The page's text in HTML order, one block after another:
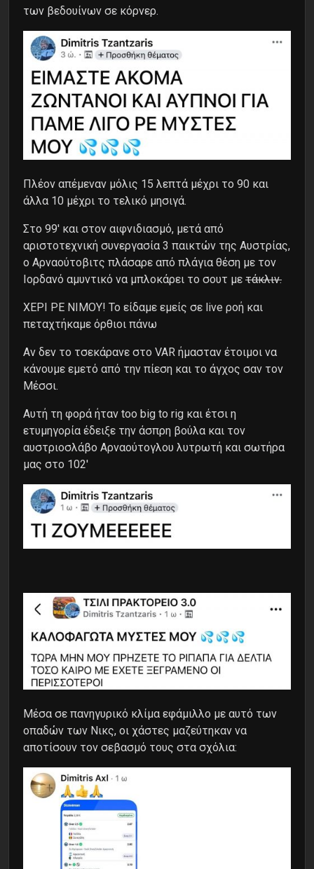
των βεδουίνων σε κόρνερ.
Πλέον απέμεναν μόλις 15 λεπτά μέχρι το 90 και
άλλα 10 μέχρι το τελικό μησιγά.
Στο 99′ και στον αιφνιδιασμό, μετά από
αριστοτεχνική συνεργασία 3 παικτών της Αυστρίας,
ο Αρναούτοβιτς πλάσαρε από πλάγια θέση με τον
Ιορδανό αμυντικό να μπλοκάρει το σουτ με τάκλιν.
ΧΕΡΙ ΡΕ ΝΙΜΟΥ! Το είδαμε εμείς σε live ροή και
πεταχτήκαμε όρθιοι πάνω
Αν δεν το τσεκάρανε στο VAR ήμασταν έτοιμοι να
κάνουμε εμετό από την πίεση και το άγχος σαν τον
Μέσσι.
Αυτή τη φορά ήταν too big to rig και έτσι η
ετυμηγορία έδειξε την άσπρη βούλα και τον
αυστριoσλάβο Αρναούτογλου λυτρωτή και σωτήρα
μας στο 102′
Μέσα σε πανηγυρικό κλίμα εφάμιλλο με αυτό των
οπαδών των Νικς, οι χάστες μαζεύτηκαν να
αποτίσουν τον σεβασμό τους στα σχόλια: